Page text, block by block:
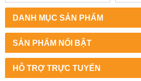
DANH MỤC SẢN PHẨM
SẢN PHẨM NỔI BẬT
HỖ TRỢ TRỰC TUYẾN